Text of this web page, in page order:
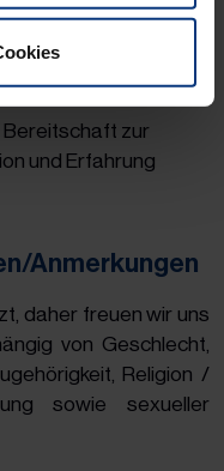
Unternehmen
zur
und Erfahrung
Anmerkungen
daher freuen wir uns
von Geschlecht,
Religion /
sowie sexueller